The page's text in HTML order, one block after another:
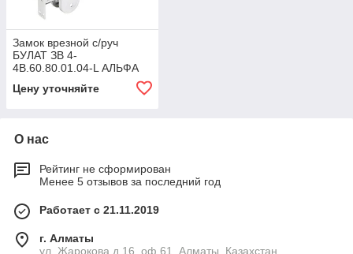
Замок врезной с/руч
БУЛАТ ЗВ 4-
4B.60.80.01.04-L АЛЬФА
Цену уточняйте
О нас
Рейтинг не сформирован
Менее 5 отзывов за последний год
Работает с 21.11.2019
г. Алматы
ул. Жарокова д.16, оф.61, Алматы, Казахстан